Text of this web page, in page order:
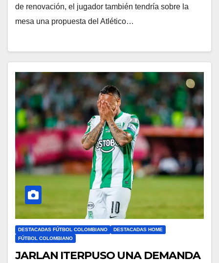
de renovación, el jugador también tendría sobre la
mesa una propuesta del Atlético…
DESTACADAS FÚTBOL COLOMBIANO
DESTACADAS HOME
FÚTBOL COLOMBIANO
JARLAN ITERPUSO UNA DEMANDA